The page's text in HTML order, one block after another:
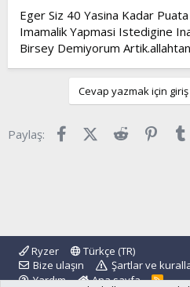
Eger Siz 40 Yasina Kadar
Imamalik Yapmasi Istedigine
Birsey Demiyorum
Cevap yazmak için
Paylaş: FacebookX (Twitter)
Reddit
Ryzer
Türkçe (TR)
Bize ulaşın
Şartlar ve
Yardım
Ana sayfa
R